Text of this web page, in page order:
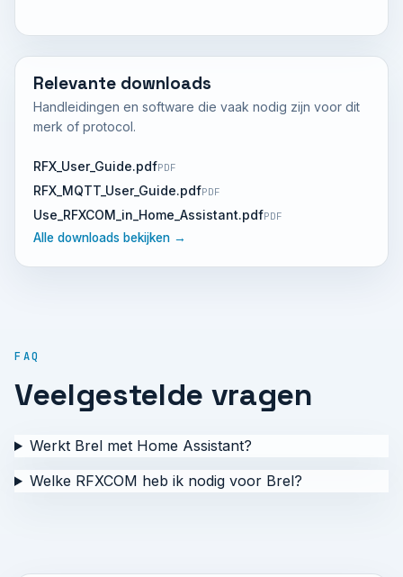
Relevante downloads
Handleidingen en software die vaak nodig zijn voor dit
merk of protocol.
RFX_User_Guide.pdfPDF
RFX_MQTT_User_Guide.pdfPDF
Use_RFXCOM_in_Home_Assistant.pdfPDF
Alle downloads bekijken →
FAQ
Veelgestelde vragen
Werkt Brel met Home Assistant?
Welke RFXCOM heb ik nodig voor Brel?